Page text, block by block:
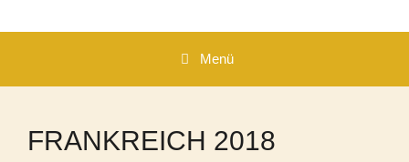
Menü
FRANKREICH 2018